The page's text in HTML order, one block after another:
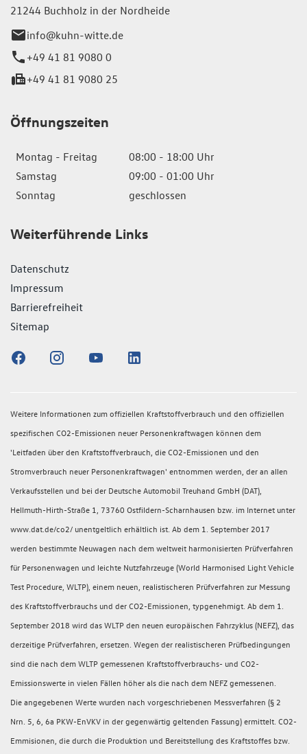
21244 Buchholz in der Nordheide
info@kuhn-witte.de
+49 41 81 9080 0
+49 41 81 9080 25
Öffnungszeiten
Montag - Freitag
08:00 - 18:00 Uhr
Samstag
09:00 - 01:00 Uhr
Sonntag
geschlossen
Weiterführende Links
Datenschutz
Impressum
Barrierefreiheit
Sitemap
Weitere Informationen zum offiziellen Kraftstoffverbrauch und den offiziellen
spezifischen CO2-Emissionen neuer Personenkraftwagen können dem
'Leitfaden über den Kraftstoffverbrauch, die CO2-Emissionen und den
Stromverbrauch neuer Personenkraftwagen' entnommen werden, der an allen
Verkaufsstellen und bei der Deutsche Automobil Treuhand GmbH (DAT),
Hellmuth-Hirth-Straße 1, 73760 Ostfildern-Scharnhausen bzw. im Internet unter
www.dat.de/co2/ unentgeltlich erhältlich ist. Ab dem 1. September 2017
werden bestimmte Neuwagen nach dem weltweit harmonisierten Prüfverfahren
für Personenwagen und leichte Nutzfahrzeuge (World Harmonised Light Vehicle
Test Procedure, WLTP), einem neuen, realistischeren Prüfverfahren zur Messung
des Kraftstoffverbrauchs und der CO2-Emissionen, typgenehmigt. Ab dem 1.
September 2018 wird das WLTP den neuen europäischen Fahrzyklus (NEFZ), das
derzeitige Prüfverfahren, ersetzen. Wegen der realistischeren Prüfbedingungen
sind die nach dem WLTP gemessenen Kraftstoffverbrauchs- und CO2-
Emissionswerte in vielen Fällen höher als die nach dem NEFZ gemessenen.
Die angegebenen Werte wurden nach vorgeschriebenen Messverfahren (§ 2
Nrn. 5, 6, 6a PKW-EnVKV in der gegenwärtig geltenden Fassung) ermittelt. CO2-
Emmisionen, die durch die Produktion und Bereitstellung des Kraftstoffes bzw.